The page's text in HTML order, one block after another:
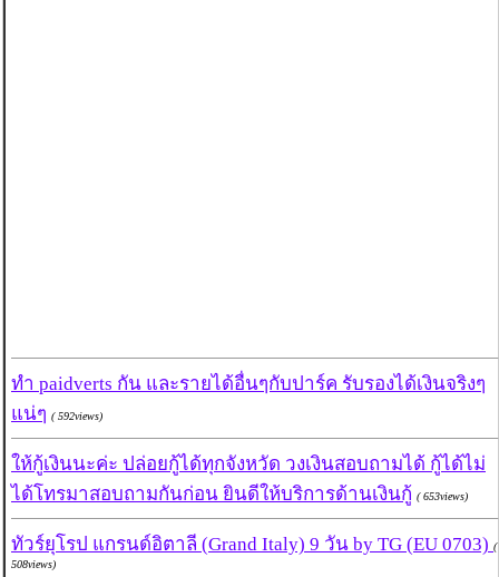
ทำ paidverts กัน และรายได้อื่นๆกับปาร์ค รับรองได้เงินจริงๆ
แน่ๆ ( 592views)
ให้กู้เงินนะค่ะ ปล่อยกู้ได้ทุกจังหวัด วงเงินสอบถามได้ กู้ได้ไม่
ได้โทรมาสอบถามกันก่อน ยินดีให้บริการด้านเงินกู้ ( 653views)
ทัวร์ยุโรป แกรนด์อิตาลี (Grand Italy) 9 วัน by TG (EU 0703) (
508views)